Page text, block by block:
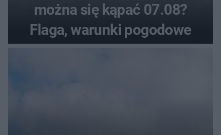
można się kąpać 07.08?
Flaga, warunki pogodowe